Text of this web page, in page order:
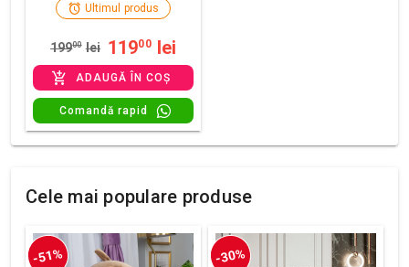
Ultimul produs
19900 lei 11900 lei
ADAUGĂ ÎN COȘ
Comandă rapid
Cele mai populare produse
-51% -30%